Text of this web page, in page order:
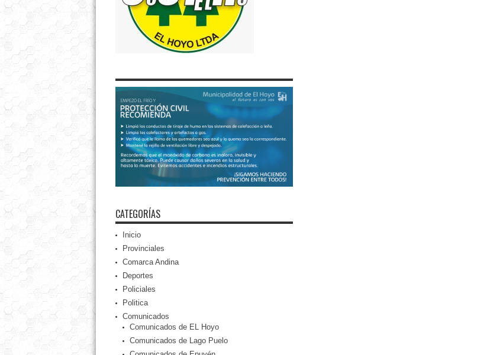
CATEGORÍAS
Inicio
Provinciales
Comarca Andina
Deportes
Policiales
Politica
Comunicados
Comunicados de EL Hoyo
Comunicados de Lago Puelo